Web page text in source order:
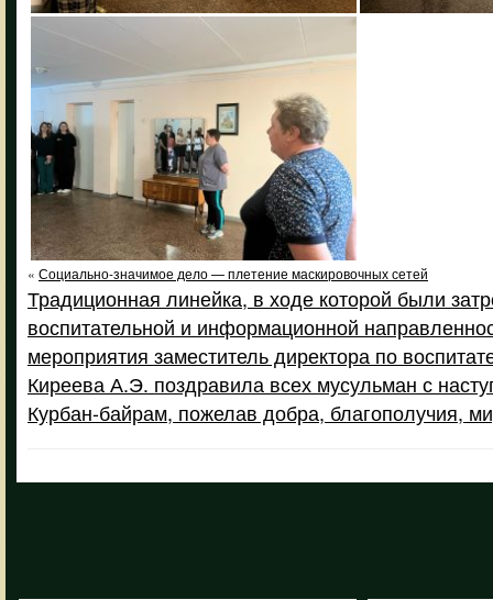
« Социально-значимое дело — плетение маскировочных сетей
Традиционная линейка, в ходе которой были
воспитательной и информационной
мероприятия заместитель директора по
Киреева А.Э. поздравила всех мусульман с
Курбан-байрам, пожелав добра, благополучия,